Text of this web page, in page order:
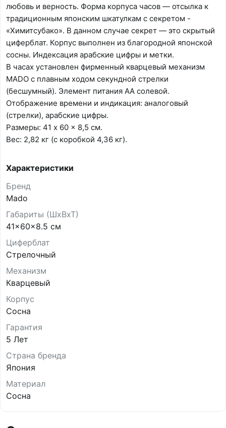
любовь и верность. Форма корпуса часов — отсылка к
традиционным японским шкатулкам с секретом -
«Химитсубако». В данном случае секрет — это скрытый
циферблат. Корпус выполнен из благородной японской
сосны. Индексация арабские цифры и метки.
В часах установлен фирменный кварцевый механизм
MADO с плавным ходом секундной стрелки
(бесшумный). Элемент питания АА солевой.
Отображение времени и индикация: аналоговый
(стрелки), арабские цифры.
Размеры: 41 x 60 x 8,5 см.
Вес: 2,82 кг (с коробкой 4,36 кг).
Характеристики
Бренд
Mado
Габариты (ШхВхТ)
41x60x8.5 см
Циферблат
Стрелочный
Механизм
Кварцевый
Корпус
Сосна
Гарантия
5 Лет
Страна бренда
Япония
Материал
Сосна